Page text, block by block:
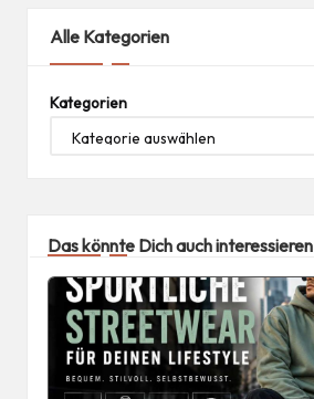
Alle Kategorien
Kategorien
Das könnte Dich auch interessieren